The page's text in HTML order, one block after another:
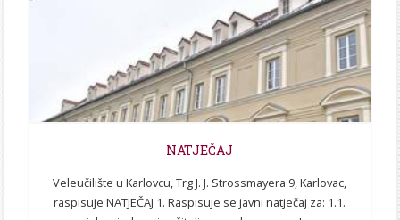
NATJEČAJ
Veleučilište u Karlovcu, Trg J. J. Strossmayera 9, Karlovac,
raspisuje NATJEČAJ 1. Raspisuje se javni natječaj za: 1.1.